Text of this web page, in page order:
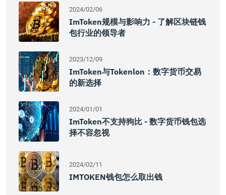
2024/02/06
ImToken规模与影响力 - 了解区块链钱
包行业的领导者
2023/12/09
ImToken与Tokenlon：数字货币交易
的新选择
2024/01/01
ImToken不支持狗比 - 数字货币钱包选
择不容忽视
2024/02/11
IMTOKEN钱包怎么取出钱